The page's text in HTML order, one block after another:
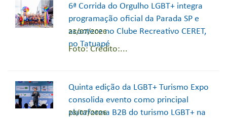
6ª Corrida do Orgulho LGBT+ integra
programação oficial da Parada SP e
acontece no Clube Recreativo CERET,
no Tatuapé
23/07/2026
Foto: Crédito:...
Quinta edição da LGBT+ Turismo Expo
consolida evento como principal
plataforma B2B do turismo LGBT+ na
23/07/2026